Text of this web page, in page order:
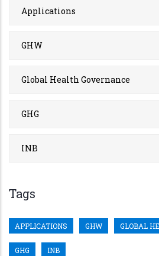
Applications
GHW
Global Health Governance
GHG
INB
Tags
APPLICATIONS GHW GLOBAL
GHG INB